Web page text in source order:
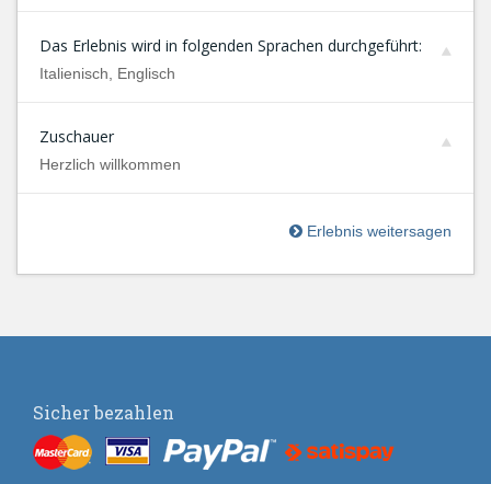
Das Erlebnis wird in folgenden Sprachen durchgeführt:
Italienisch, Englisch
Zuschauer
Herzlich willkommen
Erlebnis weitersagen
Sicher bezahlen